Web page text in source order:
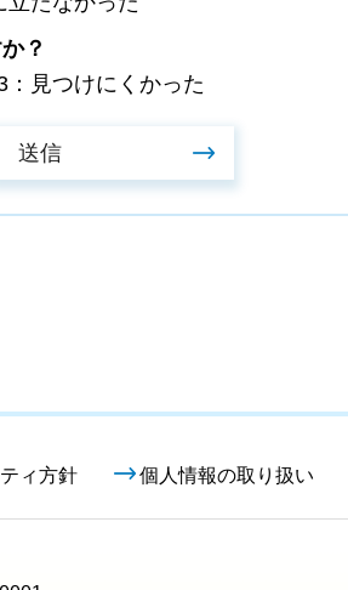
？
：見つけにくかった
ィ方針 個人情報の取り扱い